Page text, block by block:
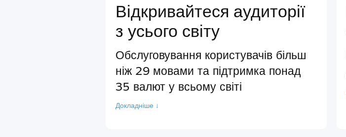
Відкривайтеся аудиторії
з усього світу
Обслуговування користувачів більш
ніж 29 мовами та підтримка понад
35 валют у всьому світі
Докладніше ↓